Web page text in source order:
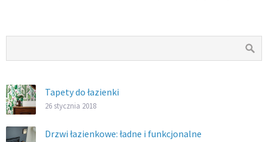
Tapety do łazienki
26 stycznia 2018
Drzwi łazienkowe: ładne i funkcjonalne